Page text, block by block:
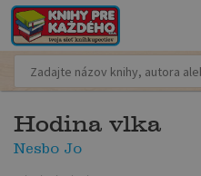
Hodina vlka
Nesbo Jo